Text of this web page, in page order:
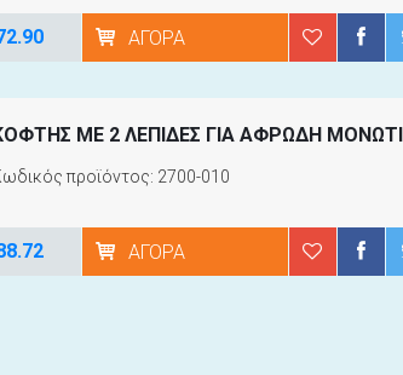
ΑΓΟΡΆ
ΜΕ 2 ΛEΠΙΔΕΣ ΓΙΑ ΑΦΡΩΔΗ
προϊόντος: 2700-010
ΑΓΟΡΆ